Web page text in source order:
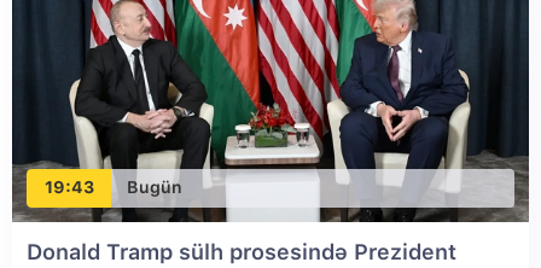
19:43 Bugün
Donald Tramp sülh prosesində Prezident